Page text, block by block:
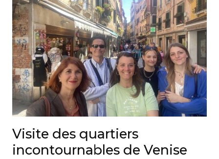
Visite des quartiers
incontournables de Venise